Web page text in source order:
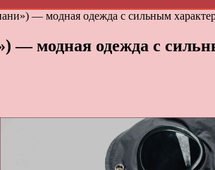
— модная одежда с сильным
— модная одежда с